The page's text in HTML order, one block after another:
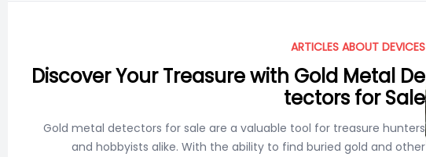
ARTICLES ABOUT DEVICES
Discover Your Treasure with Gold Metal De
tectors for Sale
Gold metal detectors for sale are a valuable tool for treasure hunters
and hobbyists alike. With the ability to find buried gold and other